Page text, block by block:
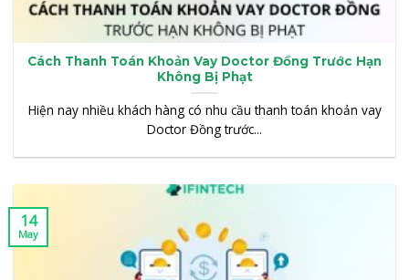
Cách Thanh Toán Khoản Vay Doctor Đồng Trước Hạn
Không Bị Phạt
Hiện nay nhiều khách hàng có nhu cầu thanh toán khoản vay
Doctor Đồng trước...
14
May